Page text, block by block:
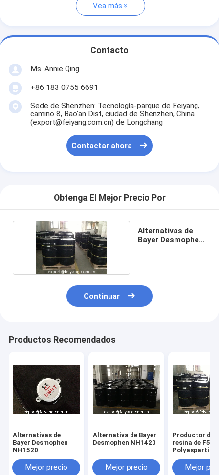
Vea más
Contacto
Ms. Annie Qing
+86 183 0755 6691
Sede de Shenzhen: Tecnología-parque de Feiyang,
camino 8, Bao'an Dist, ciudad de Shenzhen, China
(export@feiyang.com.cn) de Longchang
Contactar ahora
Obtenga El Mejor Precio Por
Alternativas de
Bayer Desmophen
Continuar
Productos Recomendados
Alternativas de
Bayer Desmophen
NH1520
Mejor precio
Alternativa de Bayer
Desmophen NH1420
Mejor precio
Productor de
resina de F520
Polyaspartic
Mejor